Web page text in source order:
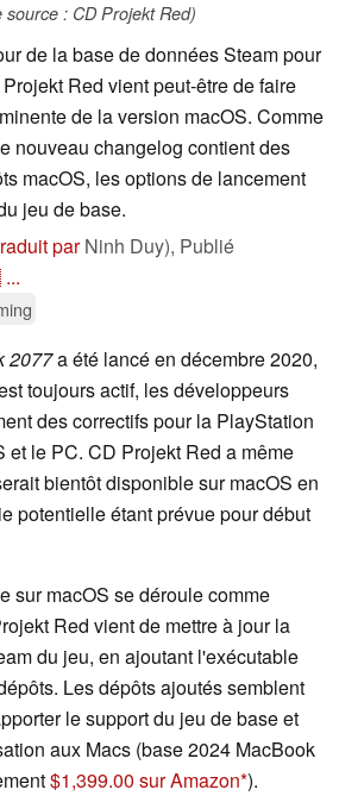
source : CD Projekt Red)
de la base de données Steam pour
Red vient peut-être de faire
de la version macOS. Comme
nouveau changelog contient des
macOS, les options de lancement
jeu de base.
parNinh Duy), Publié
...
2077a été lancé en décembre 2020,
toujours actif, les développeurs
des correctifs pour la PlayStation
et le PC. CD Projekt Red a même
bientôt disponible sur macOS en
potentielle étant prévue pour début
sur macOS se déroule comme
Red vient de mettre à jour la
du jeu, en ajoutant l'exécutable
Les dépôts ajoutés semblent
le support du jeu de base et
aux Macs (base 2024 MacBook
$1,399.00 sur Amazon ).